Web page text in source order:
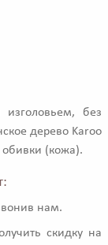
без
дерево Karoo
(кожа).
нам.
скидку на